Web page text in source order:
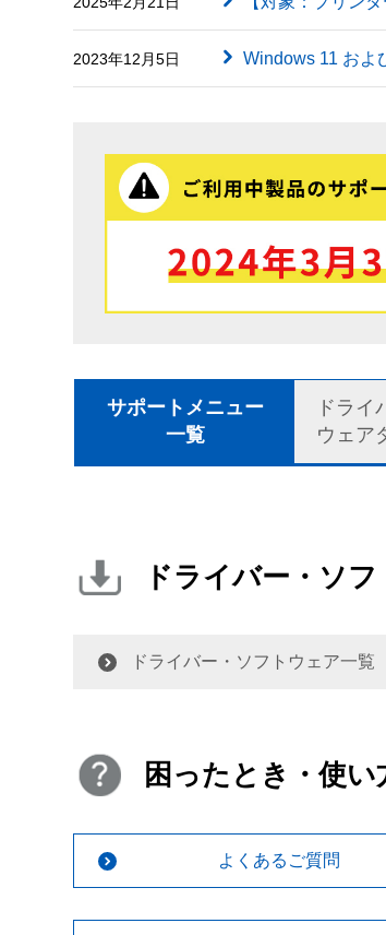
2023年12月5日 Windows 11 およ
サポートメニュー
一覧
ドライ
ウェア
ドライバー・ソ
ドライバー・ソフトウェア一覧
困ったとき・使い
よくあるご質問